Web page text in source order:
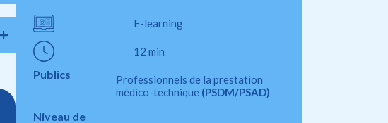
E-learning
12 min
Publics
Professionnels de la prestation
médico-technique (PSDM/PSAD)
Niveau de